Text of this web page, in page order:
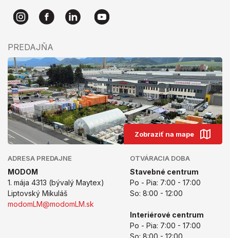
PREDAJŇA
Zobraziť na mape
ADRESA PREDAJNE
MODOM
1. mája 4313 (bývalý Maytex)
Liptovský Mikuláš
modomLM@modomLM.sk
OTVÁRACIA DOBA
Stavebné centrum
Po - Pia: 7:00 - 17:00
So: 8:00 - 12:00
Interiérové centrum
Po - Pia: 7:00 - 17:00
So: 8:00 - 12:00